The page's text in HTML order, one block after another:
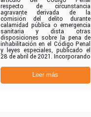
respecto de circunstancia
agravante derivada de la
comisión del delito durante
calamidad pública o emergencia
sanitaria y dista otras
disposiciones sobre la pena de
inhabilitación en el Código Penal
y leyes especiales, publicado el
28 de abril de 2021. Incorporando
Leer más